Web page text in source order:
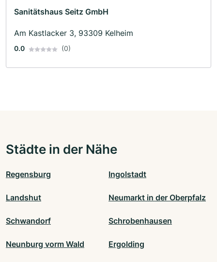
Sanitätshaus Seitz GmbH
Am Kastlacker 3, 93309 Kelheim
0.0 (0)
Städte in der Nähe
Regensburg Ingolstadt
Landshut Neumarkt in der Oberpfalz
Schwandorf Schrobenhausen
Neunburg vorm Wald Ergolding